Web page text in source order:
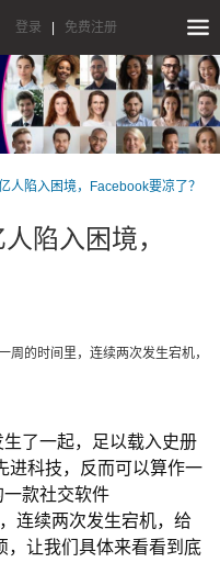
登录 免费注册
人陷入困境，Facebook要凉了？
陷入困境，
的时间里，连续两次发生宕机，
了一起，足以载入史册
进科技，反而可以算作一
款社交软件
连续两次发生宕机，给
让我们具体来看看到底